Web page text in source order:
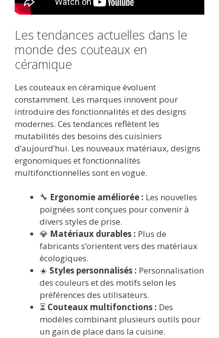
Les tendances actuelles dans le
monde des couteaux en
céramique
Les couteaux en céramique évoluent
constamment. Les marques innovent pour
introduire des fonctionnalités et des designs
modernes. Ces tendances reflètent les
mutabilités des besoins des cuisiniers
d’aujourd’hui. Les nouveaux matériaux, designs
ergonomiques et fonctionnalités
multifonctionnelles sont en vogue.
🔧 Ergonomie améliorée : Les nouvelles
poignées sont conçues pour convenir à
divers styles de prise.
💎 Matériaux durables : Plus de
fabricants s’orientent vers des matériaux
écologiques.
☀️ Styles personnalisés : Personnalisation
des couleurs et des motifs selon les
préférences des utilisateurs.
⏳ Couteaux multifonctions : Des
modèles combinant plusieurs outils pour
un gain de place dans la cuisine.